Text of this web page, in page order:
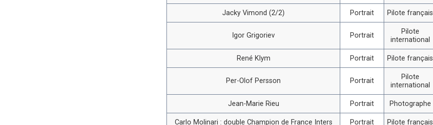
Jacky Vimond (2/2) Portrait Pilote français
Igor Grigoriev Portrait
Pilote
international
René Klym Portrait Pilote français
Per-Olof Persson Portrait
Pilote
international
Jean-Marie Rieu Portrait Photographe
Carlo Molinari : double Champion de France Inters Portrait Pilote français